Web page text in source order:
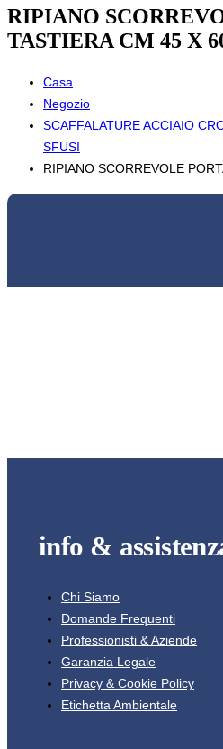
RIPIANO
TASTIERA CM 45 X
Casa
Negozio
SCAFFALATURE ACCIAIO
SFUSI
RIPIANO SCORREVOLE
info &
Chi Siamo
Domande Frequenti
Professionisti & Aziende
Garanzia Legale
Privacy & Cookie Policy
Etichetta Ambientale